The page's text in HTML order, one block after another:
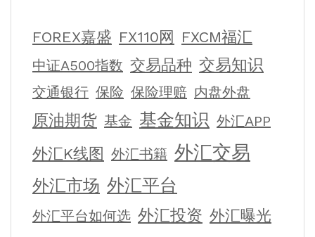
FOREX嘉盛 FX110网 FXCM福汇
中证A500指数 交易品种 交易知识
交通银行 保险 保险理赔 内盘外盘
原油期货 基金 基金知识 外汇APP
外汇K线图 外汇书籍 外汇交易
外汇市场 外汇平台
外汇平台如何选 外汇投资 外汇曝光